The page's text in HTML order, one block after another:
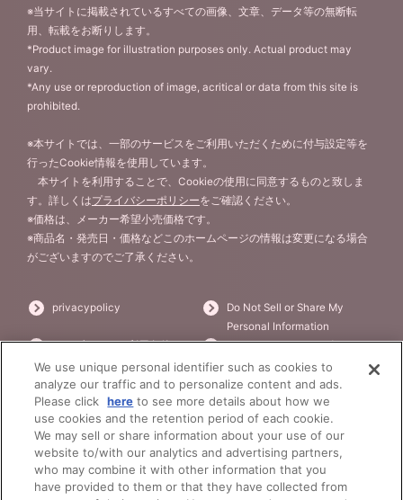
※当サイトに掲載されているすべての画像、文章、データ等の無断転
用、転載をお断りします。
*Product image for illustration purposes only. Actual product may
vary.
*Any use or reproduction of image, acritical or data from this site is
prohibited.
※本サイトでは、一部のサービスをご利用いただくために付与設定等を
行ったCookie情報を使用しています。
本サイトを利用することで、Cookieの使用に同意するものと致しま
す。詳しくはプライバシーポリシーをご確認ください。
※価格は、メーカー希望小売価格です。
※商品名・発売日・価格などこのホームページの情報は変更になる場合
がございますのでご了承ください。
privacypolicy
Do Not Sell or Share My
Personal Information
ウェブサイトご利用条件
ソーシャルメディアポリシー
個人情報保護方針
お問い合わせ
©BANDAI
We use unique personal identifier such as cookies to
analyze our traffic and to personalize content and ads.
Please click here to see more details about how we
use cookies and the retention period of each cookie.
We may sell or share information about your use of our
website to/with our analytics and advertising partners,
who may combine it with other information that you
have provided to them or that they have collected from